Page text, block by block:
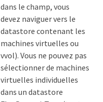
dans le champ, vous
devez naviguer vers le
datastore contenant les
machines virtuelles ou
vvol). Vous ne pouvez pas
sélectionner de machines
virtuelles individuelles
dans un datastore